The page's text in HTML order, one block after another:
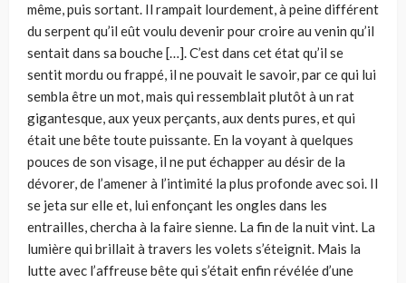
même, puis sortant. Il rampait lourdement, à peine différent
du serpent qu’il eût voulu devenir pour croire au venin qu’il
sentait dans sa bouche […]. C’est dans cet état qu’il se
sentit mordu ou frappé, il ne pouvait le savoir, par ce qui lui
sembla être un mot, mais qui ressemblait plutôt à un rat
gigantesque, aux yeux perçants, aux dents pures, et qui
était une bête toute puissante. En la voyant à quelques
pouces de son visage, il ne put échapper au désir de la
dévorer, de l’amener à l’intimité la plus profonde avec soi. Il
se jeta sur elle et, lui enfonçant les ongles dans les
entrailles, chercha à la faire sienne. La fin de la nuit vint. La
lumière qui brillait à travers les volets s’éteignit. Mais la
lutte avec l’affreuse bête qui s’était enfin révélée d’une